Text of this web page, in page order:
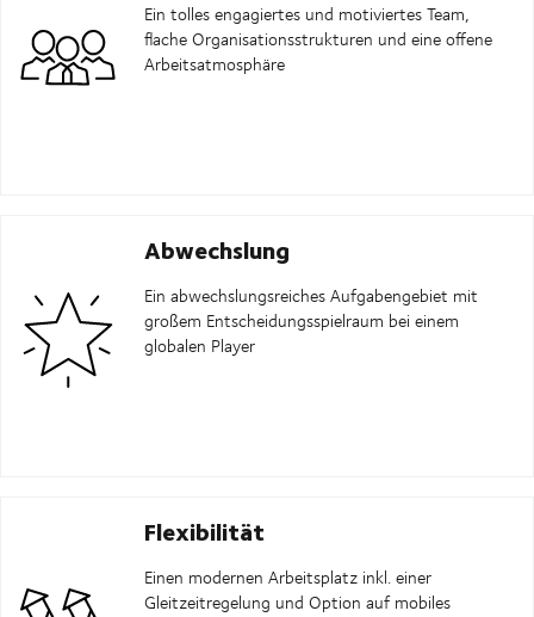
Ein tolles engagiertes und motiviertes Team,
flache Organisationsstrukturen und eine offene
Arbeitsatmosphäre
Abwechslung
Ein abwechslungsreiches Aufgabengebiet mit
großem Entscheidungsspielraum bei einem
globalen Player
Flexibilität
Einen modernen Arbeitsplatz inkl. einer
Gleitzeitregelung und Option auf mobiles